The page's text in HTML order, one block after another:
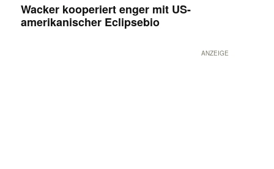
Wacker kooperiert enger mit US-
amerikanischer Eclipsebio
ANZEIGE